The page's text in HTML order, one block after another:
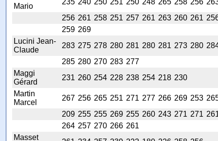
Mario
235 240 250 251 250 248 265 258 256
256 261 258 251 257 261 263 260 261
259 269
Lucini Jean-
Claude
283 275 278 280 281 280 281 273 280
285 280 270 283 277
Maggi
Gérard
231 260 254 228 238 254 218 230
Martin
Marcel
267 256 265 251 271 277 266 269 253
209 255 255 269 255 260 243 271 271
264 257 270 266 261
Masset